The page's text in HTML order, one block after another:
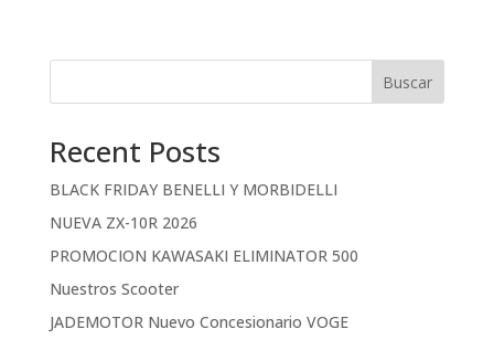
Buscar
Recent Posts
BLACK FRIDAY BENELLI Y MORBIDELLI
NUEVA ZX-10R 2026
PROMOCION KAWASAKI ELIMINATOR 500
Nuestros Scooter
JADEMOTOR Nuevo Concesionario VOGE